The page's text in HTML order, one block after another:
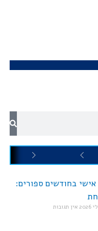
אישי בחודשים ספורים:
אין תגובות